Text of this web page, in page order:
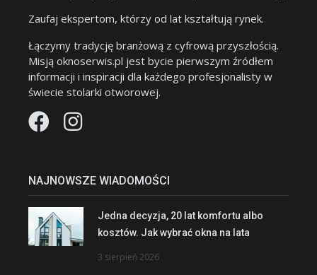
Zaufaj ekspertom, którzy od lat kształtują rynek.
Łączymy tradycję branżową z cyfrową przyszłością.
Misją oknoserwis.pl jest bycie pierwszym źródłem
informacji i inspiracji dla każdego profesjonalisty w
świecie stolarki otworowej.
NAJNOWSZE WIADOMOŚCI
Jedna decyzja, 20 lat komfortu albo
kosztów. Jak wybrać okna na lata
3 sierpień 2026